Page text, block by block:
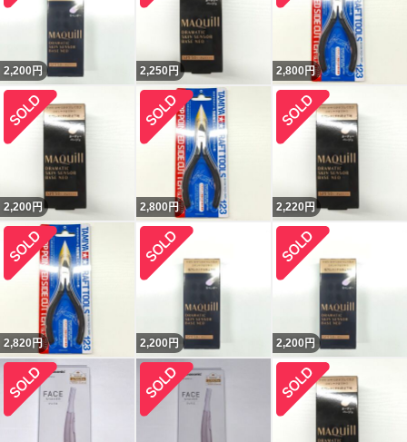
2,200 円 2,250円 2,800 円
2,200円 2,800 円 2,220円
2,820 円 2,200 円 2,200 円